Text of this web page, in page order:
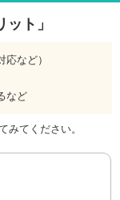
ト」
など）
など
みてください。